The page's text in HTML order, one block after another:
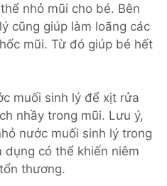
nhỏ mũi cho bé. Bên
cũng giúp làm loãng các
mũi. Từ đó giúp bé hết
muối sinh lý để xịt rửa
nhầy trong mũi. Lưu ý,
nước muối sinh lý trong
dụng có thể khiến niêm
thương.